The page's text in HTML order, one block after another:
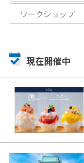
ワークショップ
現在開催中